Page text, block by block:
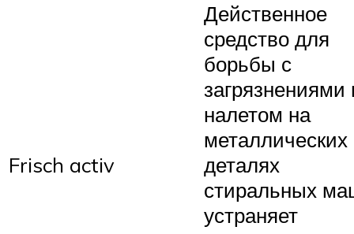
Frisch activ
Действенное
средство для
борьбы с
загрязнениями
налетом на
металлических
деталях
стиральных
устраняет